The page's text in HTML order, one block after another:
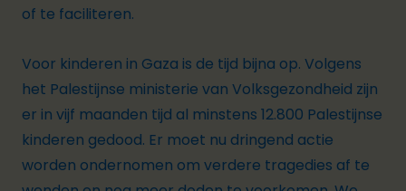
of te faciliteren.
Voor kinderen in Gaza is de tijd bijna op. Volgens
het Palestijnse ministerie van Volksgezondheid zijn
er in vijf maanden tijd al minstens 12.800 Palestijnse
kinderen gedood. Er moet nu dringend actie
worden ondernomen om verdere tragedies af te